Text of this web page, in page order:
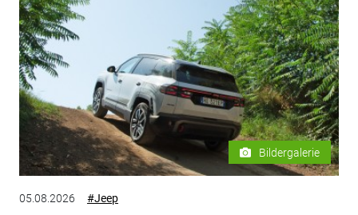
Bildergalerie
05.08.2026 #Jeep